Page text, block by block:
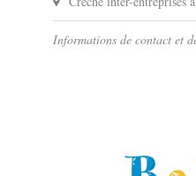
Informations de contact et